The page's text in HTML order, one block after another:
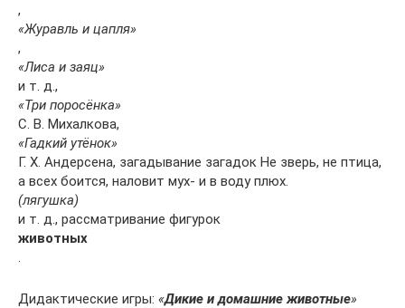
,
«Журавль и цапля»
,
«Лиса и заяц»
и т. д.,
«Три поросёнка»
С. В. Михалкова,
«Гадкий утёнок»
Г. Х. Андерсена, загадывание загадок Не зверь, не птица,
а всех боится, наловит мух- и в воду плюх.
(лягушка)
и т. д., рассматривание фигурок
животных
.
Дидактические игры: «Дикие и домашние животные»